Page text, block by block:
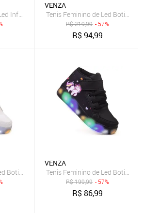
Infantil Aranha Calce Facil Original + Brindes
VENZA
Tenis Feminino de Led Botinha
R$219,99 - 57%
R$94,99
Botinha Borboleta Glitter Calce Facil
VENZA
Tenis Feminino de Led Botinha
R$199,99 - 57%
R$86,99